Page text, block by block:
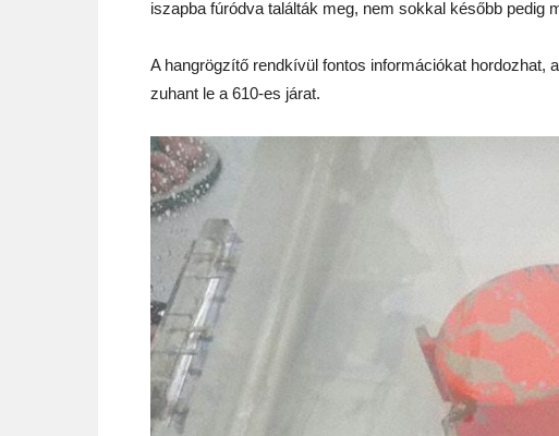
iszapba fúródva találták meg, nem sokkal később pedig
A hangrögzítő rendkívül fontos információkat hordozhat,
zuhant le a 610-es járat.